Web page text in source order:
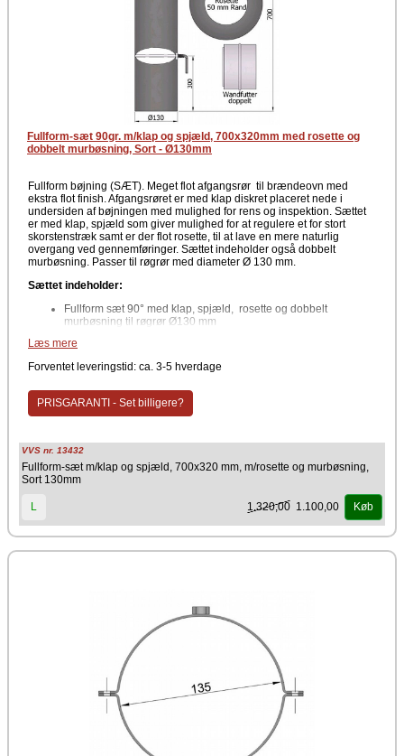
Fullform-sæt 90gr. m/klap og spjæld, 700x320mm med rosette og
dobbelt murbøsning, Sort - Ø130mm
Fullform bøjning (SÆT). Meget flot afgangsrør til brændeovn med
ekstra flot finish. Afgangsrøret er med klap diskret placeret nede i
undersiden af bøjningen med mulighed for rens og inspektion. Sættet
er med klap, spjæld som giver mulighed for at regulere et for stort
skorstenstræk samt er der flot rosette, til at lave en mere naturlig
overgang ved gennemføringer. Sættet indeholder også dobbelt
murbøsning. Passer til røgrør med diameter Ø 130 mm.
Sættet indeholder:
Fullform sæt 90° med klap, spjæld, rosette og dobbelt
murbøsning til røgrør Ø130 mm
Data
90°
Rosette med 50 mm rand
Indvendig diameter Ø130 mm
Sort
Producent
Læs mere
Forventet leveringstid: ca. 3-5 hverdage
PRISGARANTI - Set billigere?
VVS nr. 13432
Fullform-sæt m/klap og spjæld, 700x320 mm, m/rosette og murbøsning,
Sort 130mm
L 1.320,00 1.100,00 Køb